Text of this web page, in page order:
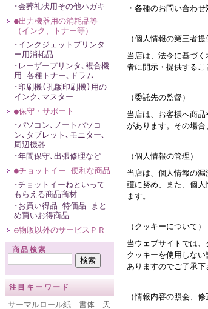
･会葬礼状用その他ハガキ
●出力機器用の消耗品等
（インク、トナー等）
･インクジェットプリンタ
ー用消耗品
･レーザープリンタ､複合機
用 各種トナー､ドラム
･印刷機(孔版印刷機)用の
インク､マスター
●保守・サポート
･パソコン､ノートパソコ
ン､タブレット､モニター､
周辺機器
･年間保守､出張修理など
●チョットイー 便利な商品
･チョットイーねといって
もらえる商品商材
･お買い得品 特価品 まと
め買いお得商品
◎物販以外のサービスＰＲ
商品検索
注目キーワード
サーマルロール紙 書体
天
・各種のお問い合わせ
（個人情報の第三者提
当店は、法令に基づ
者に開示・提供するこ
（委託先の監督）
当店は、お客様へ商
があります。その場合
（個人情報の管理）
当店は、個人情報の
護に努め、また、個
ます。
（クッキーについて）
当ウェブサイトでは
クッキーを使用しな
ありますのでご了承下
（情報内容の照会、修